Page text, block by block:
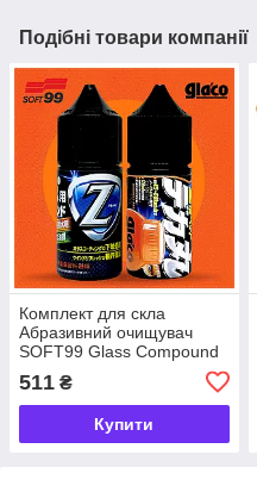
Подібні товари компанії
Комплект для скла
Абразивний очищувач
SOFT99 Glass Compound
Z+ Антидощ GLACO Roll
On Large (30+30 мл)
511 ₴
Купити